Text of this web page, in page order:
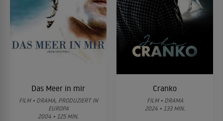
Das Meer in mir
FILM • DRAMA, PRODUZIERT IN
EUROPA
2004 • 125 MIN.
Cranko
FILM • DRAMA
2024 • 133 MIN.